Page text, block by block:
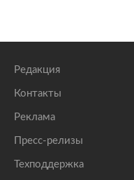
Редакция
Контакты
Реклама
Пресс-релизы
Техподдержка